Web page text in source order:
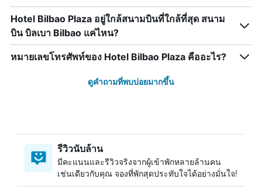
Hotel Bilbao Plaza อยู่ใกล้สนามบินที่ใกล้ที่สุด สนาม
บิน บิลเบา Bilbao แค่ไหน?
หมายเลขโทรศัพท์ของ Hotel Bilbao Plaza คืออะไร?
ดูคำถามที่พบบ่อยมากขึ้น
รีวิวนับล้าน
มีคะแนนและรีวิวจริงจากผู้เข้าพักหลายล้านคน
เช่นเดียวกับคุณ จองที่พักสุดประทับใจได้อย่างมั่นใจ!